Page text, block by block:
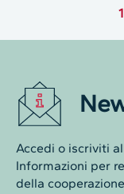
1
Accedi o iscriviti
Informazioni per
della